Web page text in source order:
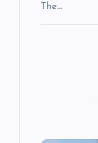
The…